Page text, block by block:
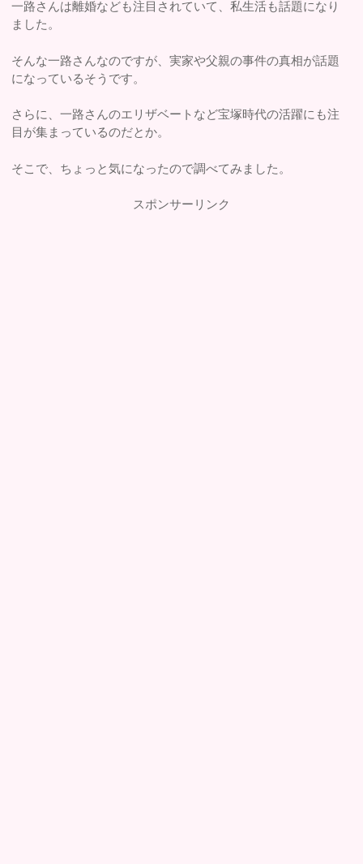
一路さんは離婚なども注目されていて、私生活も話題になり
ました。
そんな一路さんなのですが、実家や父親の事件の真相が話題
になっているそうです。
さらに、一路さんのエリザベートなど宝塚時代の活躍にも注
目が集まっているのだとか。
そこで、ちょっと気になったので調べてみました。
スポンサーリンク